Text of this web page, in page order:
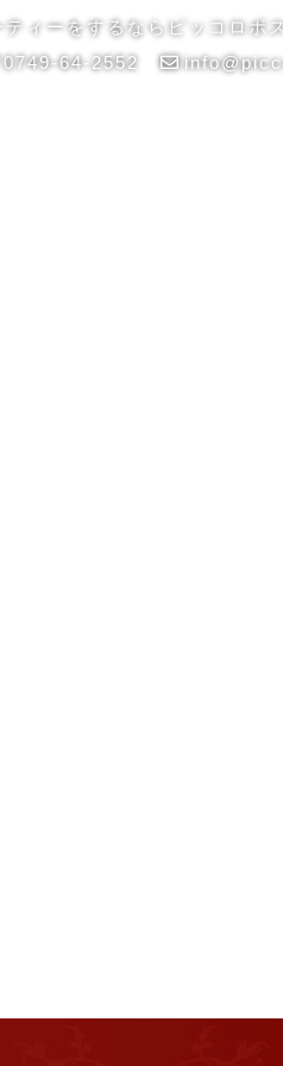
ィーをするならピッコロボ
0749-64-2552